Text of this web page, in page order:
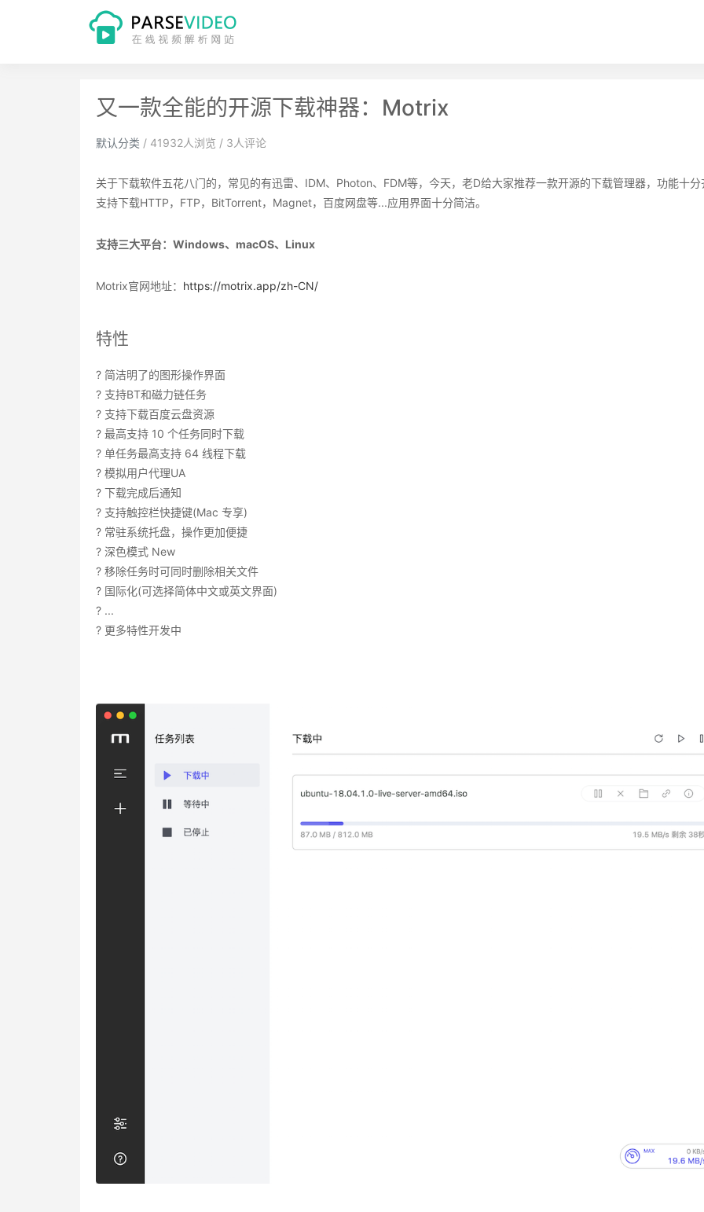
又一款全能的开源下载神器：Motrix
默认分类 / 41932人浏览 / 3 人评论
关于下载软件五花八门的，常见的有迅雷、IDM、Photon、FDM等，今天，老D给大家推荐一款开源的下载管理器，功能十分
支持下载HTTP，FTP，BitTorrent，Magnet，百度网盘等...应用界面十分简洁。
支持三大平台：Windows、macOS、Linux
Motrix官网地址： https://motrix.app/zh-CN/
特性
? 简洁明了的图形操作界面
? 支持BT和磁力链任务
? 支持下载百度云盘资源
? 最高支持 10 个任务同时下载
? 单任务最高支持 64 线程下载
? 模拟用户代理UA
? 下载完成后通知
? 支持触控栏快捷键(Mac 专享)
? 常驻系统托盘，操作更加便捷
? 深色模式 New
? 移除任务时可同时删除相关文件
? 国际化(可选择简体中文或英文界面)
? ...
? 更多特性开发中